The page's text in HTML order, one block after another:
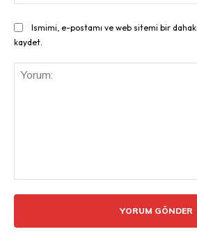
Ismimi, e-postamı ve web sitemi bir
kaydet.